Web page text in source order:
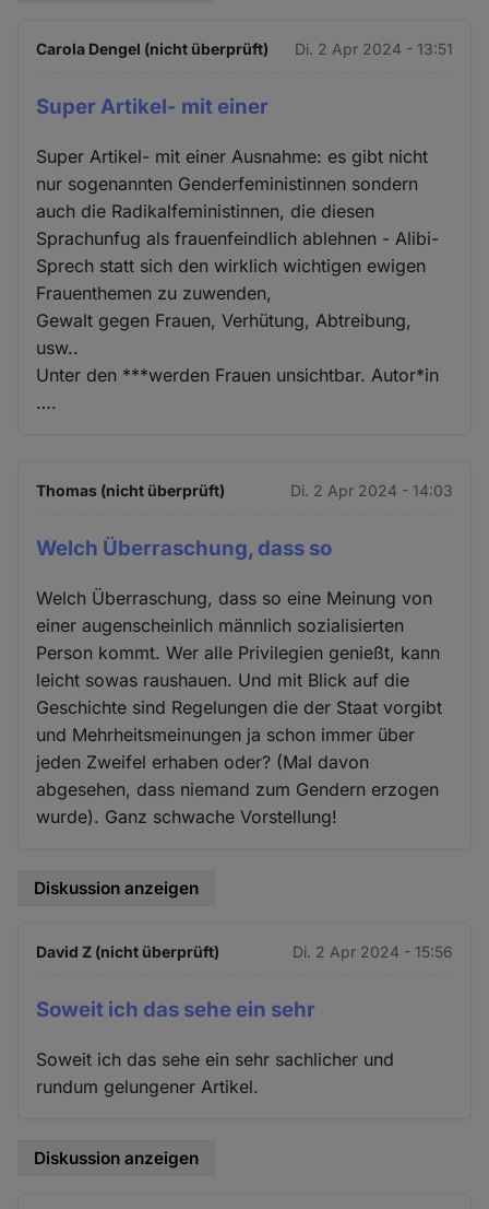
Carola Dengel (nicht überprüft) Di. 2 Apr 2024 - 13:51
Super Artikel- mit einer
Super Artikel- mit einer Ausnahme: es gibt nicht
nur sogenannten Genderfeministinnen sondern
auch die Radikalfeministinnen, die diesen
Sprachunfug als frauenfeindlich ablehnen - Alibi-
Sprech statt sich den wirklich wichtigen ewigen
Frauenthemen zu zuwenden,
Gewalt gegen Frauen, Verhütung, Abtreibung,
usw..
Unter den ***werden Frauen unsichtbar. Autor*in
….
Thomas (nicht überprüft) Di. 2 Apr 2024 - 14:03
Welch Überraschung, dass so
Welch Überraschung, dass so eine Meinung von
einer augenscheinlich männlich sozialisierten
Person kommt. Wer alle Privilegien genießt, kann
leicht sowas raushauen. Und mit Blick auf die
Geschichte sind Regelungen die der Staat vorgibt
und Mehrheitsmeinungen ja schon immer über
jeden Zweifel erhaben oder? (Mal davon
abgesehen, dass niemand zum Gendern erzogen
wurde). Ganz schwache Vorstellung!
Diskussion anzeigen
David Z (nicht überprüft) Di. 2 Apr 2024 - 15:56
Soweit ich das sehe ein sehr
Soweit ich das sehe ein sehr sachlicher und
rundum gelungener Artikel.
Diskussion anzeigen